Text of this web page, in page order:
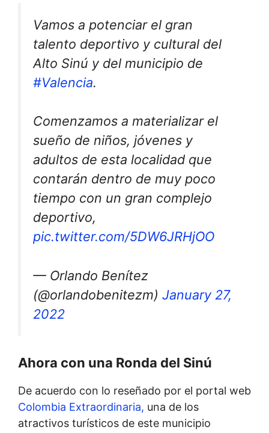
Vamos a potenciar el gran
talento deportivo y cultural del
Alto Sinú y del municipio de
#Valencia.
Comenzamos a materializar el
sueño de niños, jóvenes y
adultos de esta localidad que
contarán dentro de muy poco
tiempo con un gran complejo
deportivo,
pic.twitter.com/5DW6JRHjOO
— Orlando Benítez
(@orlandobenitezm) January 27,
2022
Ahora con una Ronda del Sinú
De acuerdo con lo reseñado por el portal web
Colombia Extraordinaria, una de los
atractivos turísticos de este municipio